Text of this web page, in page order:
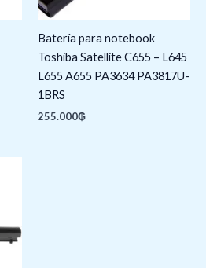
Batería para notebook
Toshiba Satellite C655 – L645
L655 A655 PA3634 PA3817U-
1BRS
255.000₲